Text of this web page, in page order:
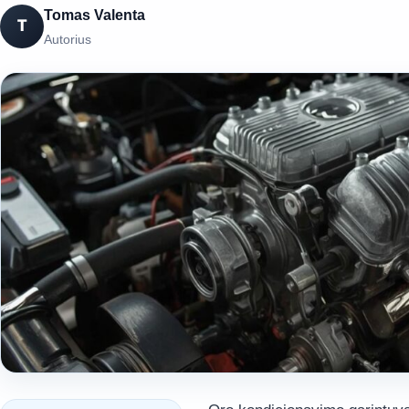
T
Tomas Valenta
Autorius